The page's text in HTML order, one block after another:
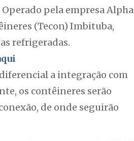
pela empresa Alpha
(Tecon) Imbituba,
refrigeradas.
a integração com
os contêineres serão
de onde seguirão